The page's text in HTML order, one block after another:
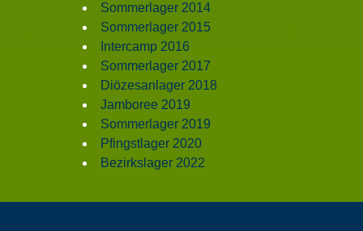
Sommerlager 2014
Sommerlager 2015
Intercamp 2016
Sommerlager 2017
Diözesanlager 2018
Jamboree 2019
Sommerlager 2019
Pfingstlager 2020
Bezirkslager 2022